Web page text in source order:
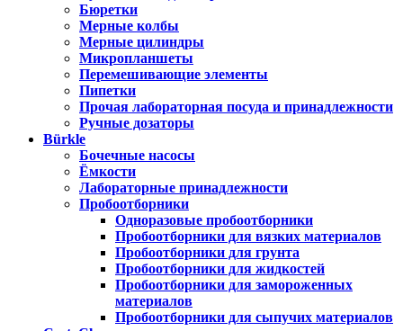
Бюретки
Мерные колбы
Мерные цилиндры
Микропланшеты
Перемешивающие элементы
Пипетки
Прочая лабораторная посуда и принадлежности
Ручные дозаторы
Bürkle
Бочечные насосы
Ёмкости
Лабораторные принадлежности
Пробоотборники
Одноразовые пробоотборники
Пробоотборники для вязких материалов
Пробоотборники для грунта
Пробоотборники для жидкостей
Пробоотборники для замороженных
материалов
Пробоотборники для сыпучих материалов